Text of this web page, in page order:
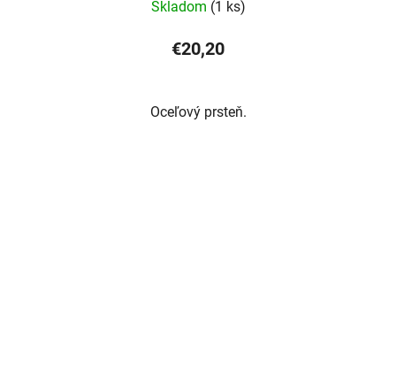
Skladom (1 ks)
€20,20
Oceľový prsteň.